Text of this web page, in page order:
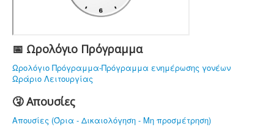
ΔΡΑΣΤΗΡΙΟΤΗΤΕΣ
ΝΟΜΟΘΕΣΙΑ
ΕΠΙΚΟΙΝΩΝΙΑ
📅 Ωρολόγιο Πρόγραμμα
Ωρολόγιο Πρόγραμμα-Πρόγραμμα ενημέρωσης γονέων
Ωράριο Λειτουργίας
🤧 Απουσίες
Απουσίες (Όρια - Δικαιολόγηση - Μη προσμέτρηση)